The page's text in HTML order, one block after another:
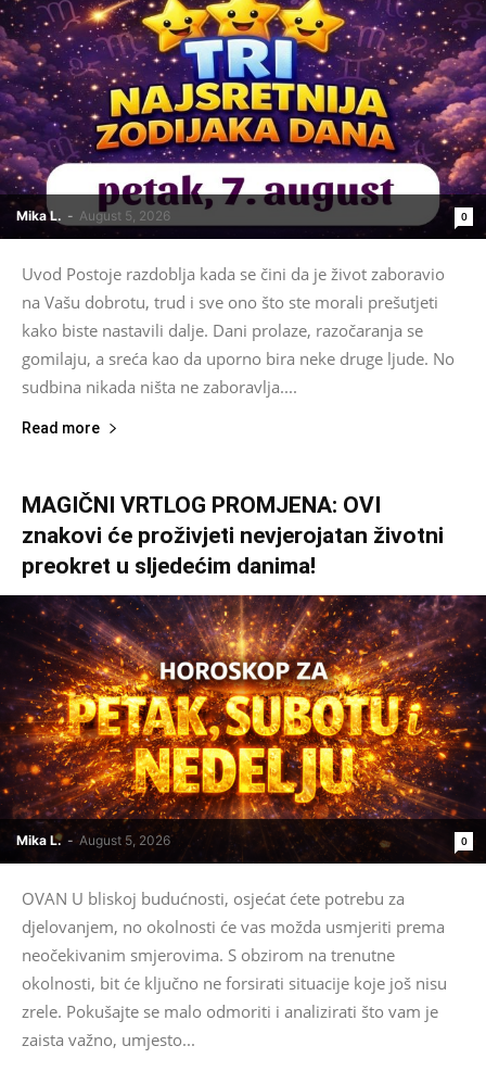
Mika L. - August 5, 2026 0
Uvod Postoje razdoblja kada se čini da je život zaboravio
na Vašu dobrotu, trud i sve ono što ste morali prešutjeti
kako biste nastavili dalje. Dani prolaze, razočaranja se
gomilaju, a sreća kao da uporno bira neke druge ljude. No
sudbina nikada ništa ne zaboravlja....
Read more
MAGIČNI VRTLOG PROMJENA: OVI
znakovi će proživjeti nevjerojatan životni
preokret u sljedećim danima!
Mika L. - August 5, 2026 0
OVAN U bliskoj budućnosti, osjećat ćete potrebu za
djelovanjem, no okolnosti će vas možda usmjeriti prema
neočekivanim smjerovima. S obzirom na trenutne
okolnosti, bit će ključno ne forsirati situacije koje još nisu
zrele. Pokušajte se malo odmoriti i analizirati što vam je
zaista važno, umjesto...